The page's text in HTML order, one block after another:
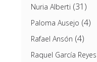
Nuria Alberti (31)
Paloma Ausejo (4)
Rafael Ansón (4)
Raquel García Reyes